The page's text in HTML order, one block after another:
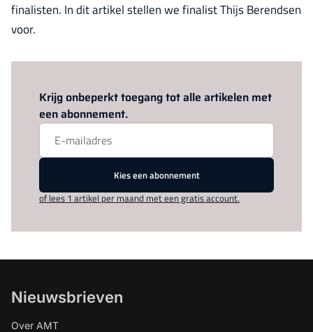
finalisten. In dit artikel stellen we finalist Thijs Berendsen
voor.
Krijg onbeperkt toegang tot alle artikelen met
een abonnement.
Kies een abonnement
of lees 1 artikel per maand met een gratis account.
Nieuwsbrieven
Over AMT